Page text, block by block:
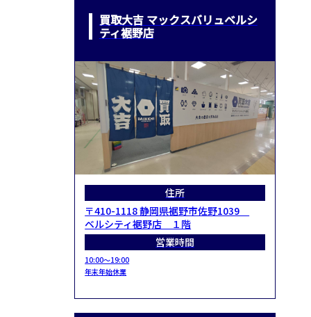
買取大吉 マックスバリュベルシ
ティ裾野店
住所
〒410-1118 静岡県裾野市佐野1039
ベルシティ裾野店 １階
営業時間
10:00～19:00
年末年始休業